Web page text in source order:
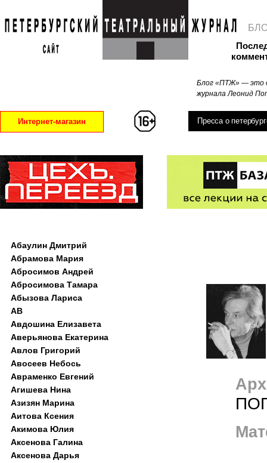
Блог «ПТЖ» — это
журнала Леонид
Интернет-магазин Пресса о
Абаулин Дмитрий
Абрамова Мария
Абросимов Андрей
Абросимова Тамара
Абызова Лариса
АВ
Авдошина Елизавета
Аверьянова Екатерина
Авлов Григорий
Авосеев Небось
Авраменко Евгений
Агишева Нина
Азизян Марина
Аитова Ксения
Акимова Юлия
Аксенова Галина
Аксенова Дарья